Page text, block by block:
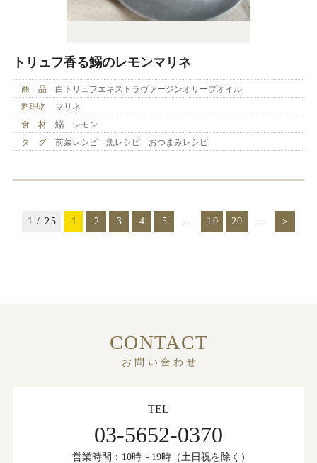
トリュフ香る鰯のレモンマリネ
商 品
白トリュフエキストラヴァージンオリーブオイル
料理名
マリネ
食 材
鰯 レモン
タ グ
前菜レシピ 魚レシピ おつまみレシピ
1 / 25 1 2 3 4 5 ... 10 20 ... ＞
CONTACT
お問い合わせ
TEL
03-5652-0370
営業時間：10時～19時（土日祝を除く）